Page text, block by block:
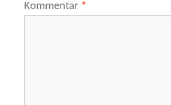
Kommentar *